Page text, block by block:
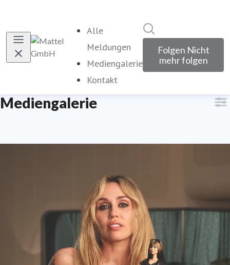
Alle
Meldungen
Mediengalerie (current)
Kontakt
Folgen Nicht
mehr folgen
Mediengalerie